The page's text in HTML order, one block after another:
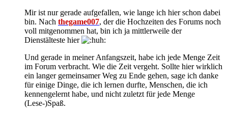
Mir ist nur gerade aufgefallen, wie lange ich hier schon dabei
bin. Nach thegame007, der die Hochzeiten des Forums noch
voll mitgenommen hat, bin ich ja mittlerweile der
Dienstälteste hier
Und gerade in meiner Anfangszeit, habe ich jede Menge Zeit
im Forum verbracht. Wie die Zeit vergeht. Sollte hier wirklich
ein langer gemeinsamer Weg zu Ende gehen, sage ich danke
für einige Dinge, die ich lernen durfte, Menschen, die ich
kennengelernt habe, und nicht zuletzt für jede Menge
(Lese-)Spaß.